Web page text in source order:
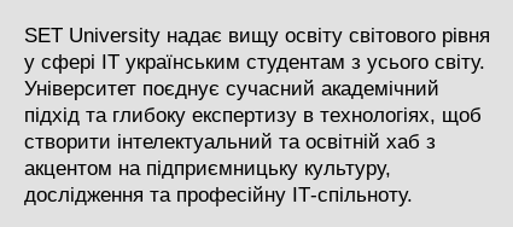
SET University надає вищу освіту світового рівня
у сфері ІТ українським студентам з усього світу.
Університет поєднує сучасний академічний
підхід та глибоку експертизу в технологіях, щоб
створити інтелектуальний та освітній хаб з
акцентом на підприємницьку культуру,
дослідження та професійну ІТ-спільноту.